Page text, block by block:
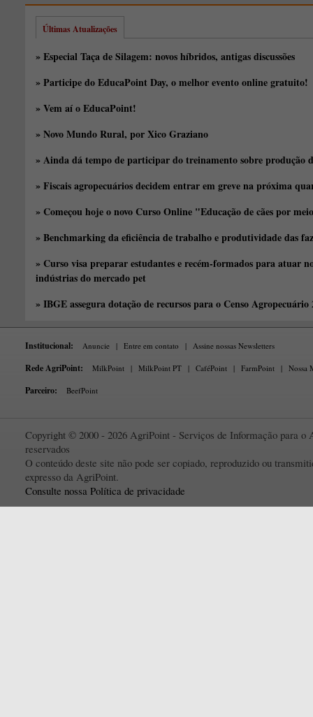
Últimas Atualizações
» Especial Taça de Silagem: novos híbridos, antigas discussões
» Participe do EducaPoint Day, o melhor evento online gratuito!
» Vem aí o EducaPoint!
» Novo Mundo Rural, por Xico Graziano
» Ainda dá tempo de participar do treinamento sobre produção
» Fiscais agropecuários decidem entrar em greve na próxima
» Começou hoje o novo Curso Online "Educação de cães por
» Benchmarking da eficiência de trabalho e produtividade das
» Curso visa preparar estudantes e recém-formados para atuar
indústrias do mercado pet
» IBGE assegura dotação de recursos para o Censo Agropecuário
Institucional: Anuncie | Entre em contato | Assine nossas Newsletters
Rede AgriPoint: MilkPoint | MilkPoint PT | CaféPoint | FarmPoint | Nossa
Parceiro: BeefPoint
Copyright © 2000 - 2026 AgriPoint - Serviços de Informação para o
reservados
O conteúdo deste site não pode ser copiado, reproduzido ou
expresso da AgriPoint.
Consulte nossa Política de privacidade